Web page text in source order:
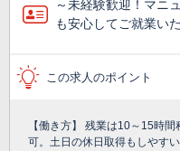
～未経験歓迎！マニ
も安心してご就業い
この求人のポイント
【働き方】 残業は10～15時
可。土日の休日取得もしやす